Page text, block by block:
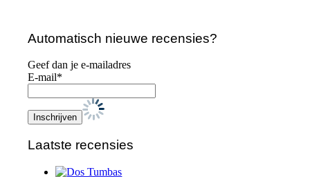
Automatisch nieuwe recensies?
Geef dan je e-mailadres
E-mail*
Laatste recensies